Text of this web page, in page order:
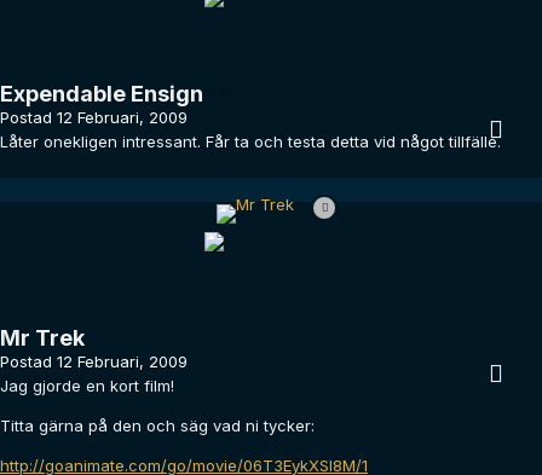
Expendable Ensign
Postad 12 Februari, 2009
Låter onekligen intressant. Får ta och testa detta vid något tillfälle.
Mr Trek
Postad 12 Februari, 2009
Jag gjorde en kort film!
Titta gärna på den och säg vad ni tycker:
http://goanimate.com/go/movie/06T3EykXSl8M/1